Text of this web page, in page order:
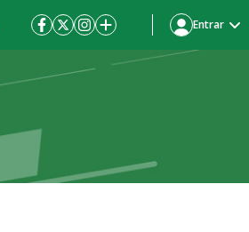
Entrar